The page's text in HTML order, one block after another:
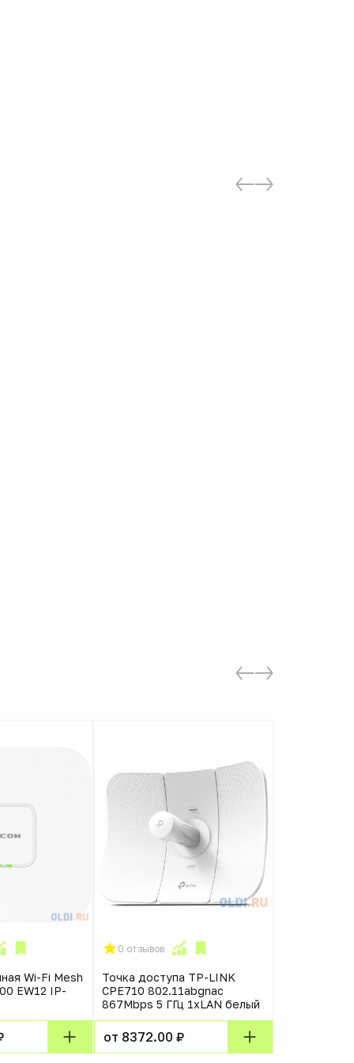
Wi-Fi Mesh
EW12 IP-
0 отзывов
Точка доступа TP-LINK
CPE710 802.11abgnac
867Mbps 5 ГГц 1xLAN белый
от 8372.00 ₽